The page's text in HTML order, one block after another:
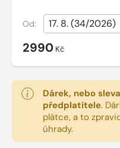
Od:
2990 Kč
Dárek, nebo
předplatitele.
plátce, a to
úhrady.